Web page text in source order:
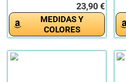
23,90 €
MEDIDAS Y
COLORES